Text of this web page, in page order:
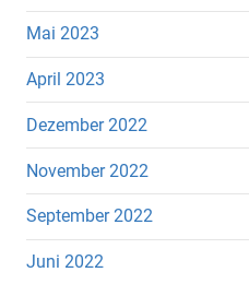
Mai 2023
April 2023
Dezember 2022
November 2022
September 2022
Juni 2022